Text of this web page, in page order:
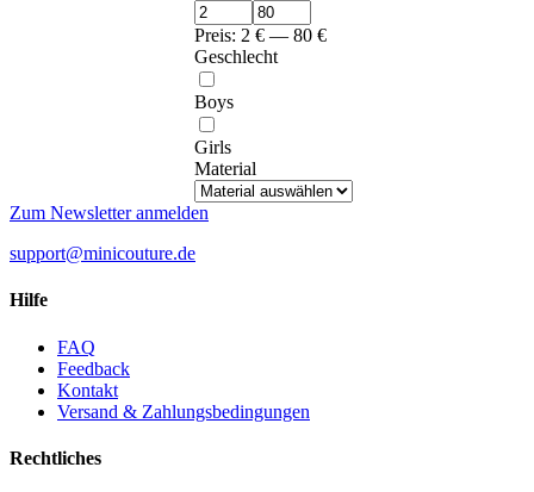
Preis: 2 € — 80 €
Geschlecht
Boys
Girls
Material
Zum Newsletter anmelden
support@minicouture.de
Hilfe
FAQ
Feedback
Kontakt
Versand & Zahlungsbedingungen
Rechtliches